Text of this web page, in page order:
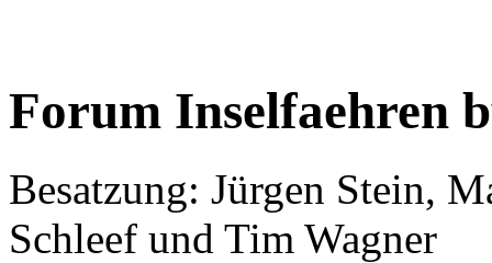
Forum Inselfaehren
Besatzung: Jürgen Stein,
Schleef und Tim Wagner